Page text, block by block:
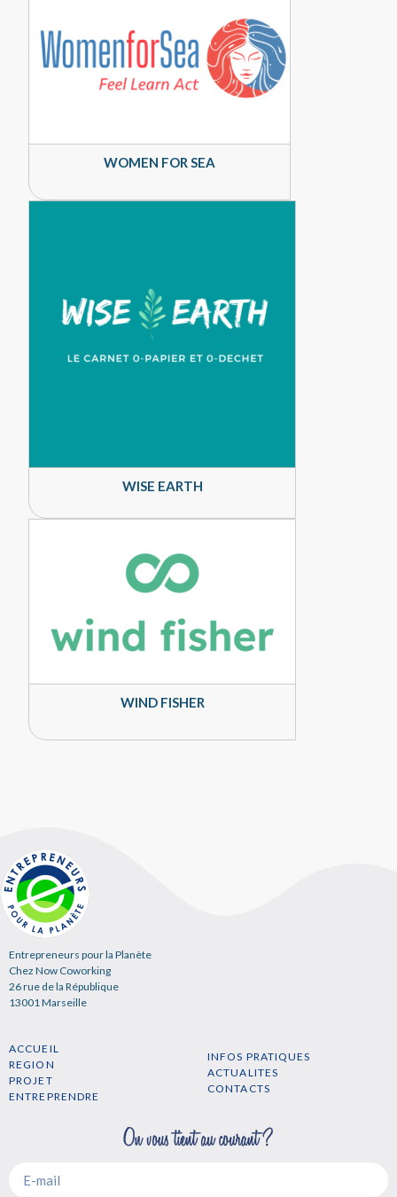
WOMEN FOR SEA
WISE EARTH
WIND FISHER
Entrepreneurs pour la Planète
Chez Now Coworking
26 rue de la République
13001 Marseille
ACCUEIL
REGION
PROJET
ENTREPRENDRE
INFOS PRATIQUES
ACTUALITES
CONTACTS